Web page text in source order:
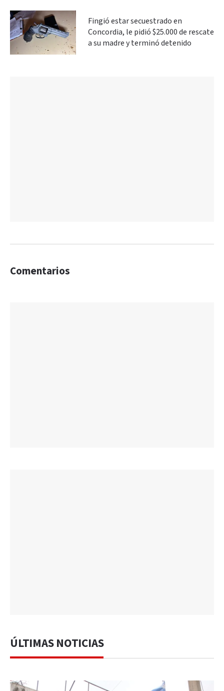
Fingió estar secuestrado en
Concordia, le pidió $25.000 de rescate
a su madre y terminó detenido
Comentarios
ÚLTIMAS NOTICIAS